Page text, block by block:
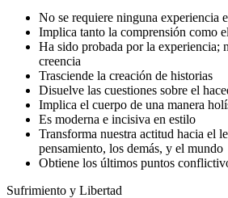
No se requiere ninguna experiencia
Implica tanto la comprensión como
Ha sido probada por la experiencia;
creencia
Trasciende la creación de historias
Disuelve las cuestiones sobre el
Implica el cuerpo de una manera
Es moderna e incisiva en estilo
Transforma nuestra actitud hacia el
pensamiento, los demás, y el mundo
Obtiene los últimos puntos
Sufrimiento y Libertad